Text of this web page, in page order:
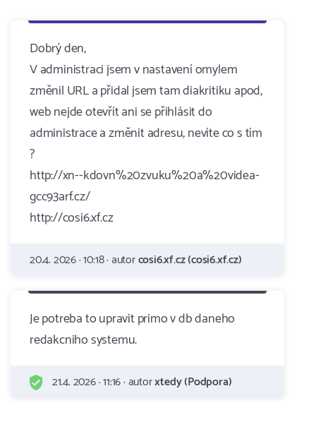
Dobrý den,
V administraci jsem v nastavení omylem
změnil URL a přidal jsem tam diakritiku apod,
web nejde otevřít ani se přihlásit do
administrace a změnit adresu, nevíte co s tím
?
http://xn--kdovn%20zvuku%20a%20videa-
gcc93arf.cz/
http://cosi6.xf.cz
20.4. 2026 · 10:18 · autorcosi6.xf.cz (cosi6.xf.cz)
Je potreba to upravit primo v db daneho
redakcniho systemu.
21.4. 2026 · 11:16 · autorxtedy (Podpora)